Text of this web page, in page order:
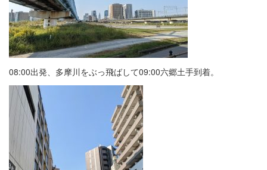
08:00出発、多摩川をぶっ飛ばして09:00六郷土手到着。